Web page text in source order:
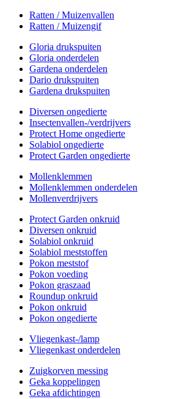
Ratten / Muizenvallen
Ratten / Muizengif
Gloria drukspuiten
Gloria onderdelen
Gardena onderdelen
Dario drukspuiten
Gardena drukspuiten
Diversen ongedierte
Insectenvallen-/verdrijvers
Protect Home ongedierte
Solabiol ongedierte
Protect Garden ongedierte
Mollenklemmen
Mollenklemmen onderdelen
Mollenverdrijvers
Protect Garden onkruid
Diversen onkruid
Solabiol onkruid
Solabiol meststoffen
Pokon meststof
Pokon voeding
Pokon graszaad
Roundup onkruid
Pokon onkruid
Pokon ongedierte
Vliegenkast-/lamp
Vliegenkast onderdelen
Zuigkorven messing
Geka koppelingen
Geka afdichtingen